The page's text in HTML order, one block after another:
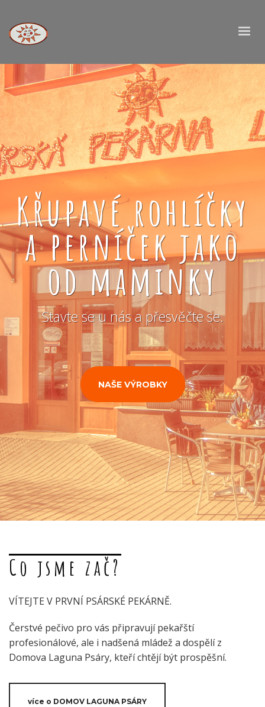
Křupavé rohlíčky
a perníček jako
od maminky
Stavte se u nás a přesvěčte se.
NAŠE VÝROBKY
Co jsme zač?
VÍTEJTE V PRVNÍ PSÁRSKÉ PEKÁRNĚ.
Čerstvé pečivo pro vás připravují pekařští
profesionálové, ale i nadšená mládež a dospělí z
Domova Laguna Psáry, kteří chtějí být prospěšní.
více o DOMOV LAGUNA PSÁRY